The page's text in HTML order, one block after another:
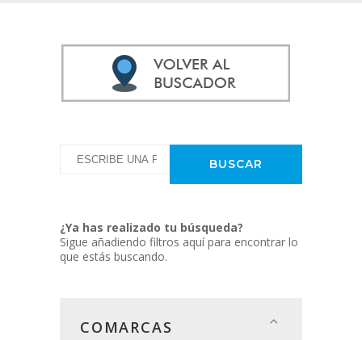
¿Ya has realizado tu búsqueda?
Sigue añadiendo filtros aquí para encontrar lo
que estás buscando.
COMARCAS